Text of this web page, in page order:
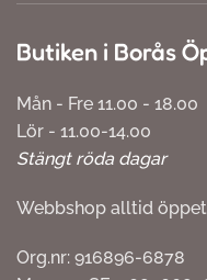
Butiken i Borås
Mån - Fre 11.00 - 18.00
Lör - 11.00-14.00
Stängt röda dagar
Webbshop alltid
Org.nr: 916896-6878